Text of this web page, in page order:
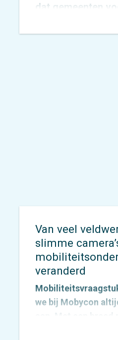
dat gemeenten
het gebied van
Van veel
slimme
veranderd
we bij Mobycon
aan. Met een breed